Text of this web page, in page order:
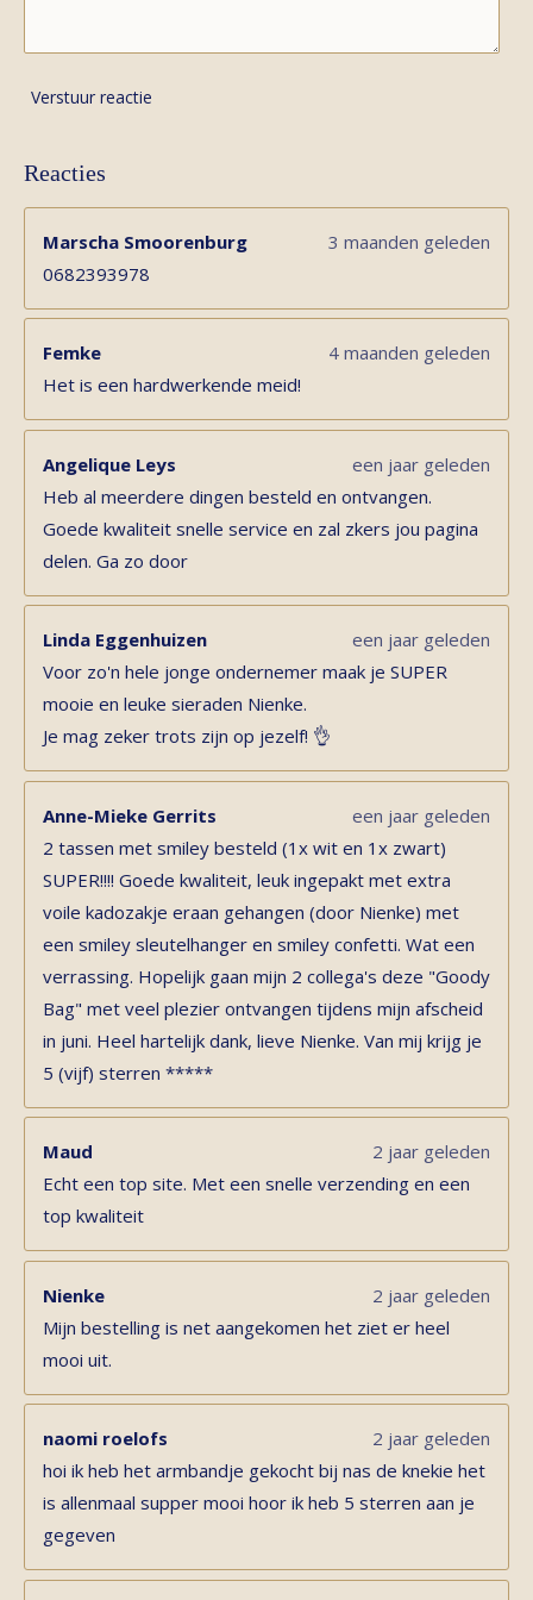
Verstuur reactie
Reacties
Marscha Smoorenburg
3 maanden geleden
0682393978
Femke
4 maanden geleden
Het is een hardwerkende meid!
Angelique Leys
een jaar geleden
Heb al meerdere dingen besteld en ontvangen.
Goede kwaliteit snelle service en zal zkers jou pagina
delen. Ga zo door
Linda Eggenhuizen
een jaar geleden
Voor zo'n hele jonge ondernemer maak je SUPER
mooie en leuke sieraden Nienke.
Je mag zeker trots zijn op jezelf! 👌
Anne-Mieke Gerrits
een jaar geleden
2 tassen met smiley besteld (1x wit en 1x zwart)
SUPER!!!! Goede kwaliteit, leuk ingepakt met extra
voile kadozakje eraan gehangen (door Nienke) met
een smiley sleutelhanger en smiley confetti. Wat een
verrassing. Hopelijk gaan mijn 2 collega's deze "Goody
Bag" met veel plezier ontvangen tijdens mijn afscheid
in juni. Heel hartelijk dank, lieve Nienke. Van mij krijg je
5 (vijf) sterren *****
Maud
2 jaar geleden
Echt een top site. Met een snelle verzending en een
top kwaliteit
Nienke
2 jaar geleden
Mijn bestelling is net aangekomen het ziet er heel
mooi uit.
naomi roelofs
2 jaar geleden
hoi ik heb het armbandje gekocht bij nas de knekie het
is allenmaal supper mooi hoor ik heb 5 sterren aan je
gegeven